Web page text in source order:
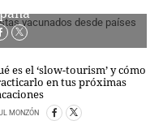
es el ‘slow-tourism’ y cómo
en tus próximas
MONZÓN